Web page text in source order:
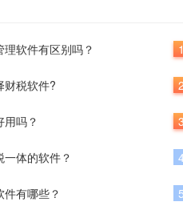
软件有区别吗？
财税软件?
用吗？
体的软件？
有哪些？